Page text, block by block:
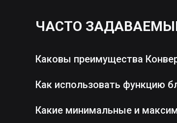
ЧАСТО
Каковы преимущества
Как использовать функцию
Какие минимальные и